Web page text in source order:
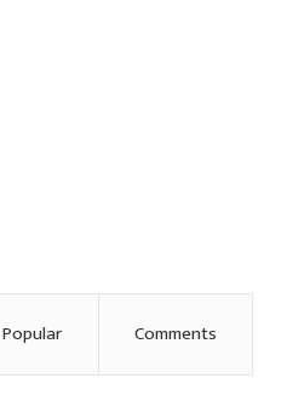
Popular Comments